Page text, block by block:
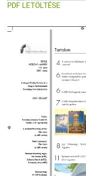
PDF LETÖLTÉSE